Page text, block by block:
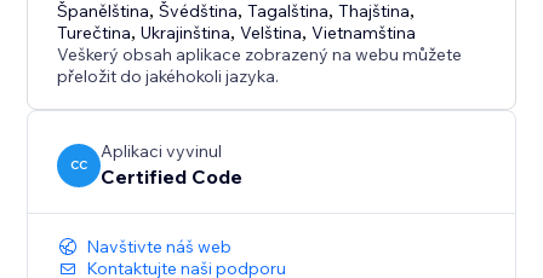
Španělština,Švédština,Tagalština,Thajština,
Turečtina,Ukrajinština,Velština,Vietnamština
Veškerý obsah aplikace zobrazený na webu můžete
přeložit do jakéhokoli jazyka.
CC
Aplikaci vyvinul
Certified Code
Navštivte náš web
Kontaktujte naši podporu